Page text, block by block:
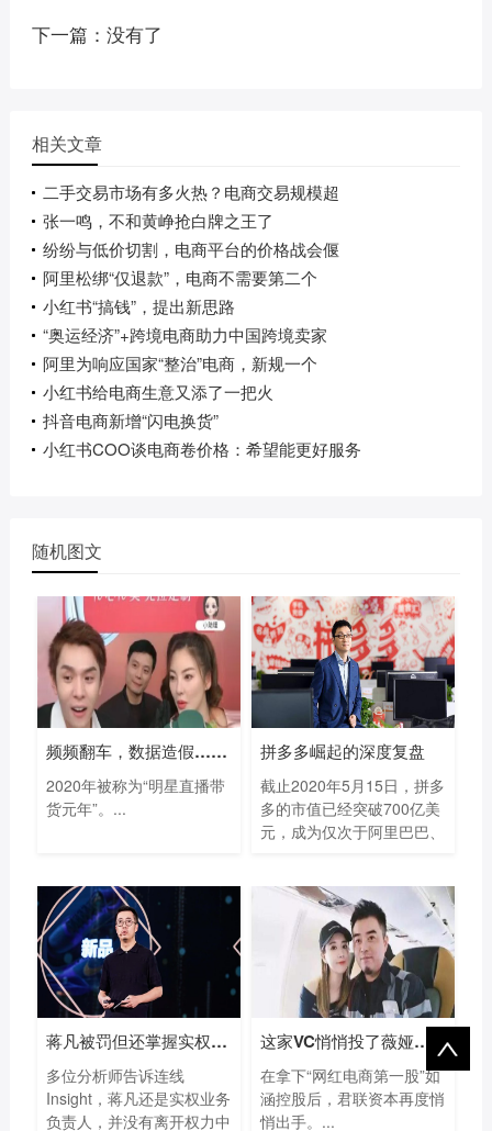
下一篇：没有了
相关文章
二手交易市场有多火热？电商交易规模超
张一鸣，不和黄峥抢白牌之王了
纷纷与低价切割，电商平台的价格战会偃
阿里松绑“仅退款”，电商不需要第二个
小红书“搞钱”，提出新思路
“奥运经济”+跨境电商助力中国跨境卖家
阿里为响应国家“整治”电商，新规一个
小红书给电商生意又添了一把火
抖音电商新增“闪电换货”
小红书COO谈电商卷价格：希望能更好服务
随机图文
频频翻车，数据造假…明星直播带货去年
2020年被称为“明星直播带
货元年”。...
拼多多崛起的深度复盘
截止2020年5月15日，拼多
多的市值已经突破700亿美
元，成为仅次于阿里巴巴、
蒋凡被罚但还掌握实权，阿里暂时还离不
多位分析师告诉连线
Insight，蒋凡还是实权业务
负责人，并没有离开权力中
这家VC悄悄投了薇娅丈夫的公司
在拿下“网红电商第一股”如
涵控股后，君联资本再度悄
悄出手。...